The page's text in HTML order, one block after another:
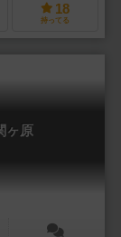
18
持ってる
ヶ原